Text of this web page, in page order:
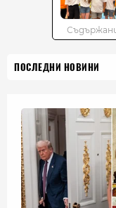
ПОСЛЕДНИ НОВИНИ